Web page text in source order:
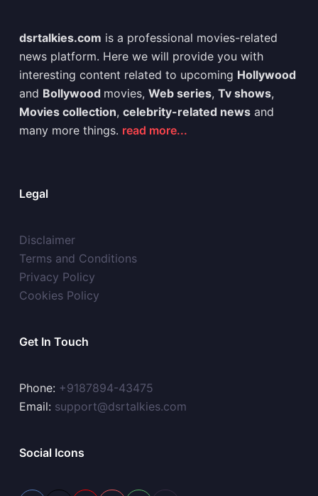
dsrtalkies.com is a professional movies-related
news platform. Here we will provide you with
interesting content related to upcoming Hollywood
and Bollywood movies, Web series, Tv shows,
Movies collection, celebrity-related newsand
many more things. read more...
Legal
Disclaimer
Terms and Conditions
Privacy Policy
Cookies Policy
Get In Touch
Phone: +9187894-43475
Email: support@dsrtalkies.com
Social Icons